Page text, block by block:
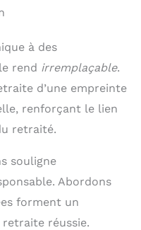
à des
rend irremplaçable.
d’une empreinte
renforçant le lien
retraité.
souligne
Abordons
forment un
réussie.